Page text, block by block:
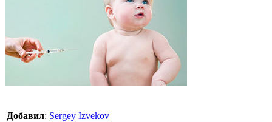
Добавил: Sergey Izvekov